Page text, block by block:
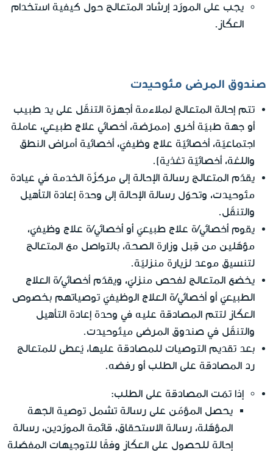
يجب على المورّد إرشاد المتعالج حول كيفية استخدام
العكّاز.
صندوق المرضى مئوحيدت
تتم إحالة المتعالج لملاءمة أجهزة التنقّل على يد طبيب
أو جهة طبيّة أخرى (ممرّضة، أخصائي علاج طبيعي، عاملة
اجتماعيّة، أخصائيّة علاج وظيفيّ، أخصائية أمراض النطق
واللغة، أخصائيّة تغذية).
يقدّم المتعالج رسالة الإحالة إلى مركزّة الخدمة في عيادة
مئوحيدت، وتحوّل رسالة الإحالة إلى وحدة إعادة التأهيل
والتنقّل.
يقوم أخصائي/ة علاج طبيعيّ أو أخصائي/ة علاج وظيفيّ،
مؤهّلين من قِبل وزارة الصحة، بالتواصل مع المتعالج
لتنسيق موعد لزيارة منزليّة.
يخضع المتعالج لفحص منزليّ، ويقدّم أخصائي/ة العلاج
الطبيعيّ أو أخصائي/ة العلاج الوظيفيّ توصياتهم بخصوص
العكّاز لتتم المصادقة عليه في وحدة إعادة التأهيل
والتنقّل في صندوق المرضى ميئوحيدت.
بعد تقديم التوصيات للمصادقة عليها، يُعطى للمتعالج
رد المصادقة على الطلب أو رفضه.
إذا تمّت المصادقة على الطلب:
يحصل المؤمّن على رسالة تشمل توصية الجهة
المؤهّلة، رسالة الاستحقاق، قائمة المورّدين، رسالة
إحالة للحصول على العكّاز وفقًا للتوجيهات المفصّلة